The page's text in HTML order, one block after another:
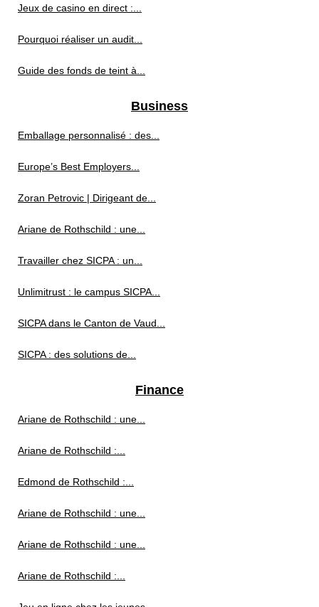
Jeux de casino en direct :...
Pourquoi réaliser un audit...
Guide des fonds de teint à...
Business
Emballage personnalisé : des...
Europe’s Best Employers...
Zoran Petrovic | Dirigeant de...
Ariane de Rothschild : une...
Travailler chez SICPA : un...
Unlimitrust : le campus SICPA...
SICPA dans le Canton de Vaud...
SICPA : des solutions de...
Finance
Ariane de Rothschild : une...
Ariane de Rothschild :...
Edmond de Rothschild :...
Ariane de Rothschild : une...
Ariane de Rothschild : une...
Ariane de Rothschild :...